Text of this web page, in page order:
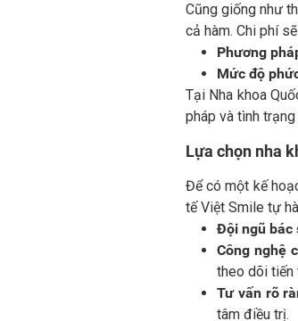
Cũng giống như
cả hàm. Chi phí
Phương
Mức độ
Tại Nha khoa
pháp và tình
Lựa chọn nha
Để có một kế
tế Việt Smile tự
Đội ngũ bác
Công nghệ
theo dõi tiến
Tư vấn rõ
tâm điều trị.